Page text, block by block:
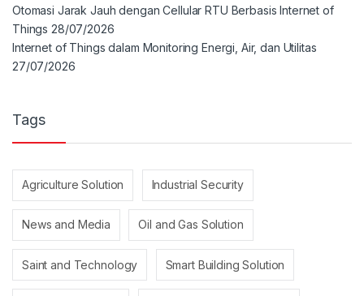
Otomasi Jarak Jauh dengan Cellular RTU Berbasis Internet of
Things 28/07/2026
Internet of Things dalam Monitoring Energi, Air, dan Utilitas
27/07/2026
Tags
Agriculture Solution Industrial Security
News and Media Oil and Gas Solution
Saint and Technology Smart Building Solution